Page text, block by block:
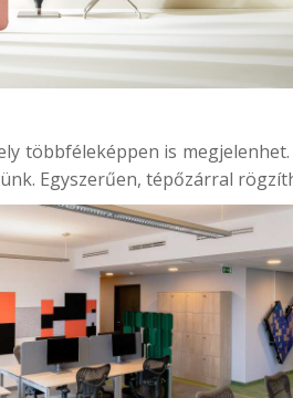
többféleképpen is
Egyszerűen, tépőzárral